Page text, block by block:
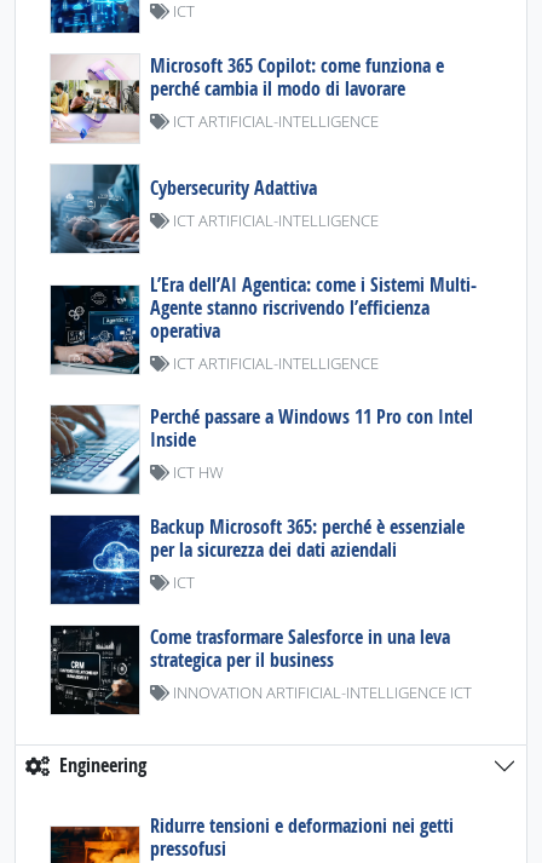
ICT
Microsoft 365 Copilot: come funziona e
perché cambia il modo di lavorare
ICT ARTIFICIAL-INTELLIGENCE
Cybersecurity Adattiva
ICT ARTIFICIAL-INTELLIGENCE
L’Era dell’AI Agentica: come i Sistemi Multi-
Agente stanno riscrivendo l’efficienza
operativa
ICT ARTIFICIAL-INTELLIGENCE
Perché passare a Windows 11 Pro con Intel
Inside
ICT HW
Backup Microsoft 365: perché è essenziale
per la sicurezza dei dati aziendali
ICT
Come trasformare Salesforce in una leva
strategica per il business
INNOVATION ARTIFICIAL-INTELLIGENCE ICT
Engineering
Ridurre tensioni e deformazioni nei getti
pressofusi